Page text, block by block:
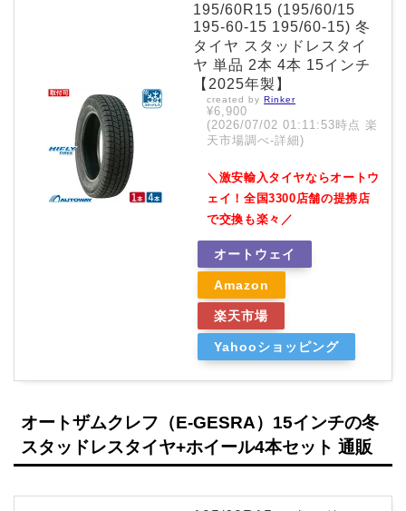
195/60R15 (195/60/15
195-60-15 195/60-15) 冬
タイヤ スタッドレスタイ
ヤ 単品 2本 4本 15インチ
【2025年製】
created by Rinker
¥6,900
(2026/07/02 01:11:53時点 楽
天市場調べ-詳細)
＼激安輸入タイヤならオートウ
ェイ！全国3300店舗の提携店
で交換も楽々／
オートウェイ
Amazon
楽天市場
Yahooショッピング
オートザムクレフ（E-GESRA）15インチの冬
スタッドレスタイヤ+ホイール4本セット 通販